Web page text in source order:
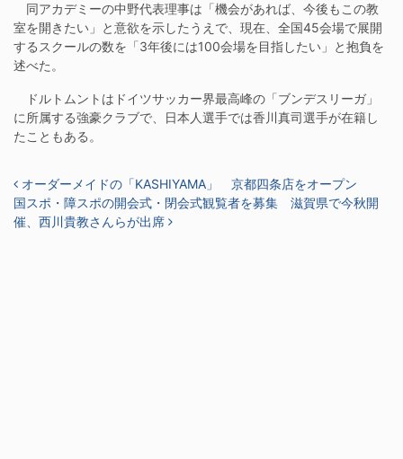
同アカデミーの中野代表理事は「機会があれば、今後もこの教
室を開きたい」と意欲を示したうえで、現在、全国45会場で展開
するスクールの数を「3年後には100会場を目指したい」と抱負を
述べた。
ドルトムントはドイツサッカー界最高峰の「ブンデスリーガ」
に所属する強豪クラブで、日本人選手では香川真司選手が在籍し
たこともある。
投稿ナビゲーション
オーダーメイドの「KASHIYAMA」 京都四条店をオープン
国スポ・障スポの開会式・閉会式観覧者を募集 滋賀県で今秋開
催、西川貴教さんらが出席